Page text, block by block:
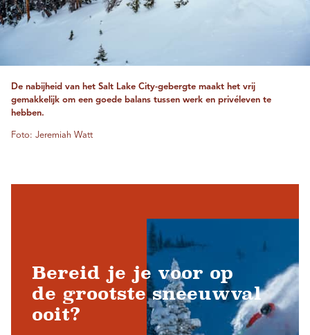
De nabijheid van het Salt Lake City-gebergte maakt het vrij
gemakkelijk om een ​​goede balans tussen werk en privéleven te
hebben.
Foto: Jeremiah Watt
Bereid je je voor op
de grootste sneeuwval
ooit?